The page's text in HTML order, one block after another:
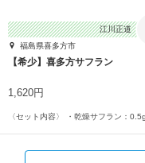
江川正道
福島県喜多方市
【希少】喜多方サフラン
1,620円